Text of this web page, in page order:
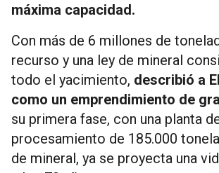
máxima capacidad.
Con más de 6 millones de
recurso y una ley de mineral
todo el yacimiento, describió a
como un emprendimiento de
su primera fase, con una planta
procesamiento de 185.000
de mineral, ya se proyecta una